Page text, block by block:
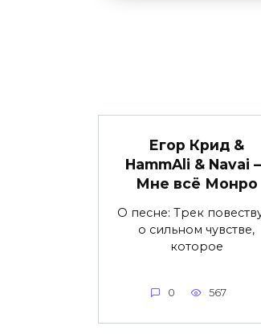
Егор Крид &
HammAli & Navai
Мне всё Монро
О песне: Трек
о сильном чувстве,
которое
0 567